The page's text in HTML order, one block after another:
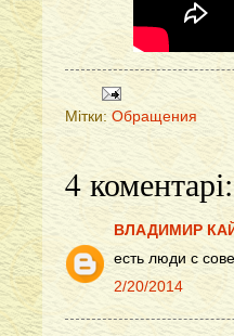
Мітки: Обращения
4 коментарі:
ВЛАДИМИР
есть люди с
2/20/2014